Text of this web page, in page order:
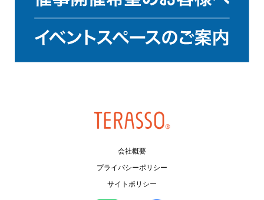
会社概要
プライバシーポリシー
サイトポリシー